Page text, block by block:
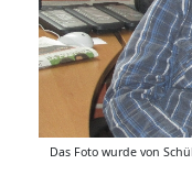
Das Foto wurde von